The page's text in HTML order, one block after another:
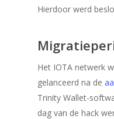
Hierdoor werd
Het IOTA netwerk
gelanceerd na de
Trinity Wallet-
dag van de hack